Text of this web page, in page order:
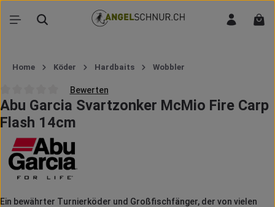
Zum Hauptinhalt springen
Home Köder Hardbaits Wobbler
Durchschnittliche Bewertung von 0 von 5 Sternen
Bewerten
Abu Garcia Svartzonker McMio Fire Carp
Flash 14cm
Ein bewährter Turnierköder und Großfischfänger, der von vielen